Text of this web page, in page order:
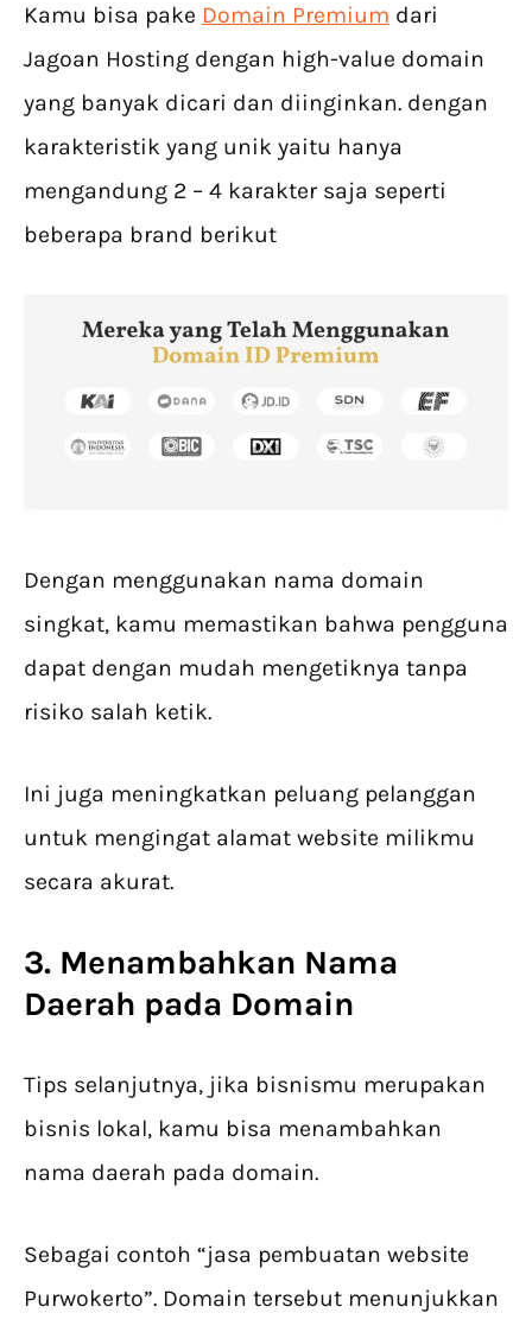
Kamu bisa pake Domain Premium dari
Jagoan Hosting dengan high-value domain
yang banyak dicari dan diinginkan. dengan
karakteristik yang unik yaitu hanya
mengandung 2 – 4 karakter saja seperti
beberapa brand berikut
Dengan menggunakan nama domain
singkat, kamu memastikan bahwa pengguna
dapat dengan mudah mengetiknya tanpa
risiko salah ketik.
Ini juga meningkatkan peluang pelanggan
untuk mengingat alamat website milikmu
secara akurat.
3. Menambahkan Nama
Daerah pada Domain
Tips selanjutnya, jika bisnismu merupakan
bisnis lokal, kamu bisa menambahkan
nama daerah pada domain.
Sebagai contoh “jasa pembuatan website
Purwokerto”. Domain tersebut menunjukkan